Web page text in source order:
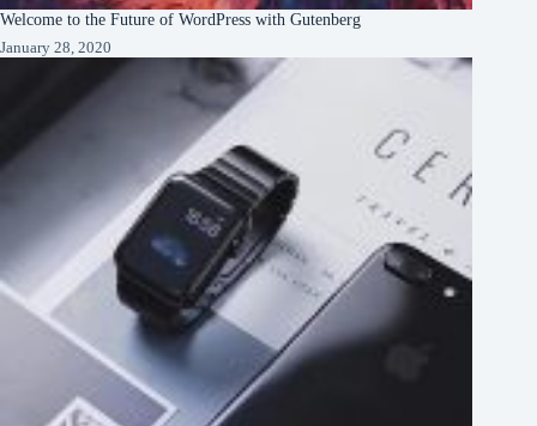
Welcome to the Future of WordPress with Gutenberg
January 28, 2020